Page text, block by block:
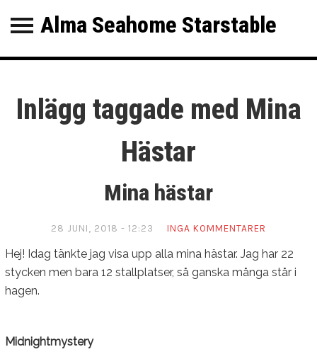
Alma Seahome
KATEGORIER
Mina hästar
Level 20! OBS! Uppdragsspoiler!
Alma Seahome Starstable
Inlägg taggade med Mina
Hästar
Mina hästar
28 JUNI, 2018 - 12:23 INGA KOMMENTARER
Hej! Idag tänkte jag visa upp alla mina hästar. Jag har 22
stycken men bara 12 stallplatser, så ganska många står i
hagen.
Midnightmystery